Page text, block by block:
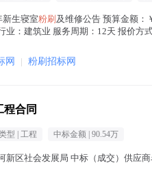
新生寝室粉刷 及维修公告 预算金额：
业：建筑业 服务周期：12天 报价
网 | 粉刷招标网
程合同
型 | 工程 中标金额 | 90.54万
新区社会发展局 中标（成交）供应